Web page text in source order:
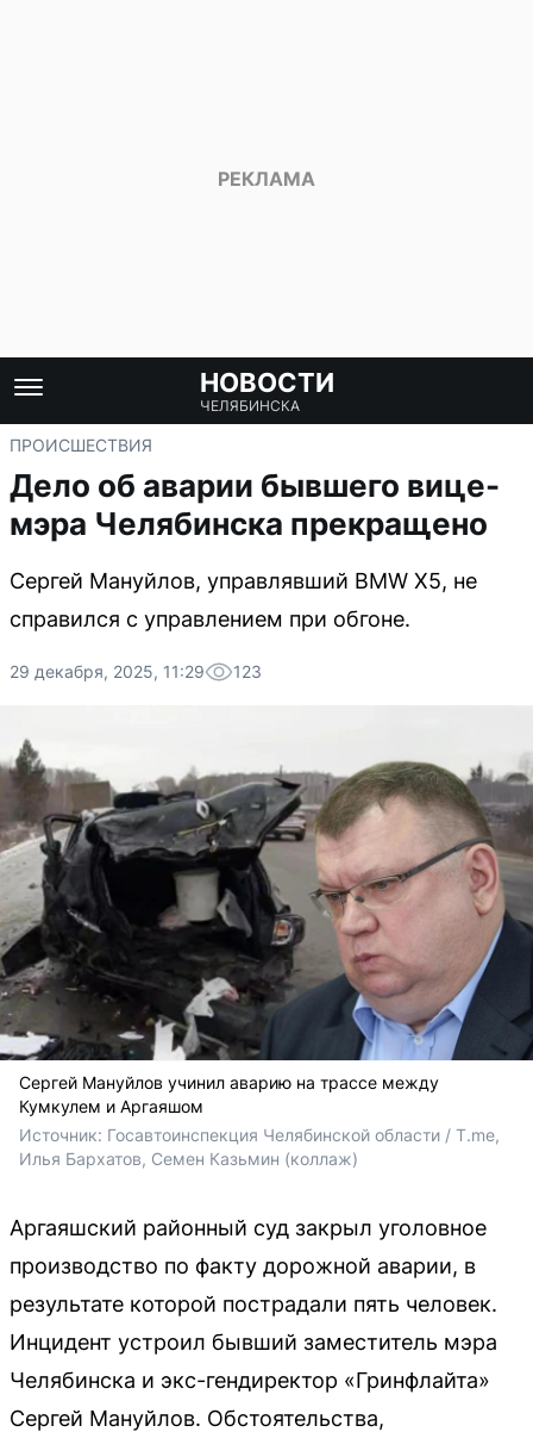
НОВОСТИ
ЧЕЛЯБИНСКА
ПРОИСШЕСТВИЯ
Дело об аварии бывшего вице-
мэра Челябинска прекращено
Сергей Мануйлов, управлявший BMW X5, не
справился с управлением при обгоне.
29 декабря, 2025, 11:29 123
Сергей Мануйлов учинил аварию на трассе между
Кумкулем и Аргаяшом
Источник: Госавтоинспекция Челябинской области / T.me,
Илья Бархатов, Семен Казьмин (коллаж)
Аргаяшский районный суд закрыл уголовное
производство по факту дорожной аварии, в
результате которой пострадали пять человек.
Инцидент устроил бывший заместитель мэра
Челябинска и экс-гендиректор «Гринфлайта»
Сергей Мануйлов. Обстоятельства,